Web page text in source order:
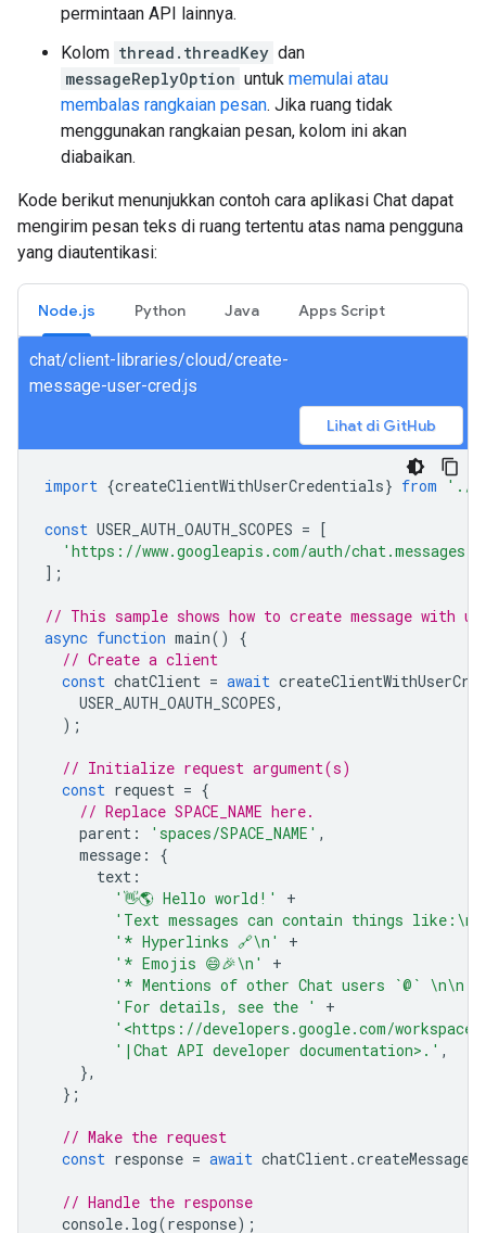
permintaan API lainnya.
Kolom thread.threadKey dan
messageReplyOption untuk memulai atau
membalas rangkaian pesan. Jika ruang tidak
menggunakan rangkaian pesan, kolom ini akan
diabaikan.
Kode berikut menunjukkan contoh cara aplikasi Chat dapat
mengirim pesan teks di ruang tertentu atas nama pengguna
yang diautentikasi:
Node.js Python Java Apps Script
chat/client-libraries/cloud/create-
message-user-cred.js
Lihat di GitHub
import {createClientWithUserCredentials} from './
const USER_AUTH_OAUTH_SCOPES =
[
'https://www.googleapis.com/auth/
];
// This sample shows how to create message with
async function main()
{
// Create a client
const chatClient = await
USER_AUTH_OAUTH_SCOPES,
);
// Initialize request argument(s)
const request = {
// Replace SPACE_NAME here.
parent : 'spaces/SPACE_NAME' ,
message :
{
text :
'👋🌎 Hello world!'
+
'Text messages can contain things
'* Hyperlinks 🔗\n'
+
'* Emojis 😄🎉\n'
+
'* Mentions of other Chat users `@` \n\n'
'For details, see the '
+
'<https://developers.google.com/
'|Chat API developer documentation>.' ,
},
};
// Make the request
const response = await chatClient.createMessage
// Handle the response
console. log(response);